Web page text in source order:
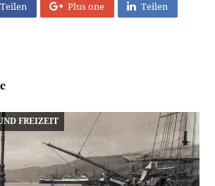
Teilen Plus one Teilen
FREIZEIT